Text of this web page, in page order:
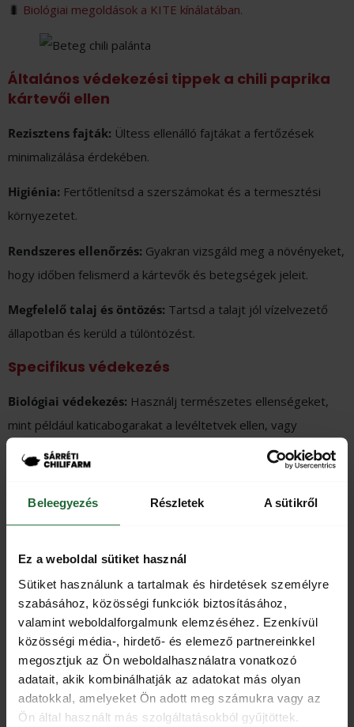
Beleegyezés Részletek A sütikről
Ez a weboldal sütiket használ
Sütiket használunk a tartalmak és hirdetések személyre
szabásához, közösségi funkciók biztosításához,
valamint weboldalforgalmunk elemzéséhez. Ezenkívül
közösségi média-, hirdető- és elemező partnereinkkel
megosztjuk az Ön weboldalhasználatra vonatkozó
adatait, akik kombinálhatják az adatokat más olyan
adatokkal, amelyeket Ön adott meg számukra vagy az
Ön által használt más szolgáltatásokból gyűjtöttek.
🐛 Biológiai megoldások a KITE kínálatában.
Általános védekezési tippek a chili paprika
kártevői ellen
Rezisztens fajták: Ültess ellenálló fajtákat a fertőzések
minimalizálása érdekében.
Higiénia: Fertőtlenítsd a szerszámokat és a termesztési
környezetet.
Rendszeres ellenőrzés: Gyakran vizsgáld meg a növényeket,
hogy időben felismerd a kártevők és betegségek jeleit.
Megfelelő talaj és öntözés: Tartsd a talajt jól vízelvezető
állapotban és kerüld a túlöntözést.
Specifikus védekezés
Biológiai védekezés: Használj természetes ellenségeket,
mint például katicabogarakat a levéltetvek ellen, vagy
ragadozó atkákat a pókatkák ellen.
a fertőzött növényi részeket.
szereket, de figyelj a környezetvédelmi előírásokra és a
rezisztencia kialakulásának lehetőségére.
A Sárréti ChiliFarmon alkalmazott vegyszerekről vagy biológiai
megoldásokról aChili paprika tápoldatozása, védelme:
Gondozás, ajánlások cikkünkben olvashattok bővebben,
adagolási útmutatókkal.